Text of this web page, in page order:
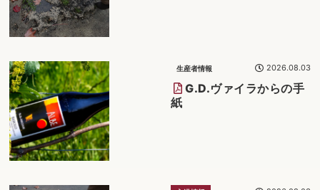
G.D.ヴァイラからの手
紙
生産者情報 2026.08.03